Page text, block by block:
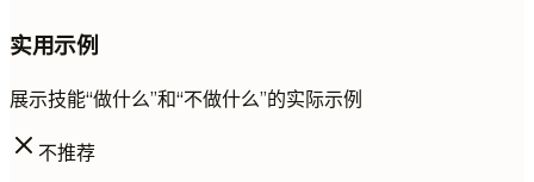
实用示例
展示技能“做什么”和“不做什么”的实际示例
不推荐